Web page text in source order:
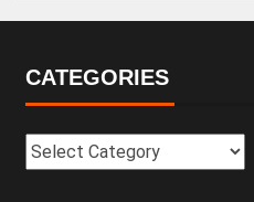
CATEGORIES